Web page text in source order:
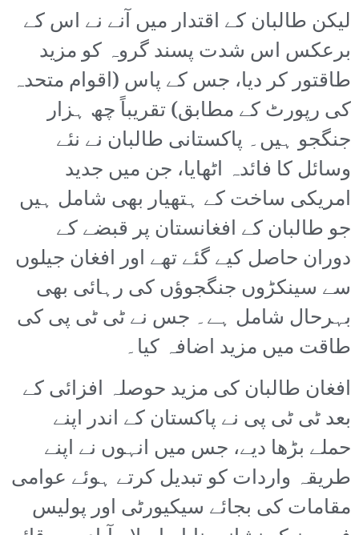
لیکن طالبان کے اقتدار میں آنے نے اس کے
برعکس اس شدت پسند گروہ کو مزید
طاقتور کر دیا، جس کے پاس (اقوام متحدہ
کی رپورٹ کے مطابق) تقریباً چھ ہزار
جنگجو ہیں۔ پاکستانی طالبان نے نئے
وسائل کا فائدہ اٹھایا، جن میں جدید
امریکی ساخت کے ہتھیار بھی شامل ہیں
جو طالبان کے افغانستان پر قبضے کے
دوران حاصل کیے گئے تھے اور افغان جیلوں
سے سینکڑوں جنگجوؤں کی رہائی بھی
بہرحال شامل ہے۔ جس نے ٹی ٹی پی کی
طاقت میں مزید اضافہ کیا۔
افغان طالبان کی مزید حوصلہ افزائی کے
بعد ٹی ٹی پی نے پاکستان کے اندر اپنے
حملے بڑھا دیے، جس میں انہوں نے اپنے
طریقہ واردات کو تبدیل کرتے ہوئے عوامی
مقامات کی بجائے سیکیورٹی اور پولیس